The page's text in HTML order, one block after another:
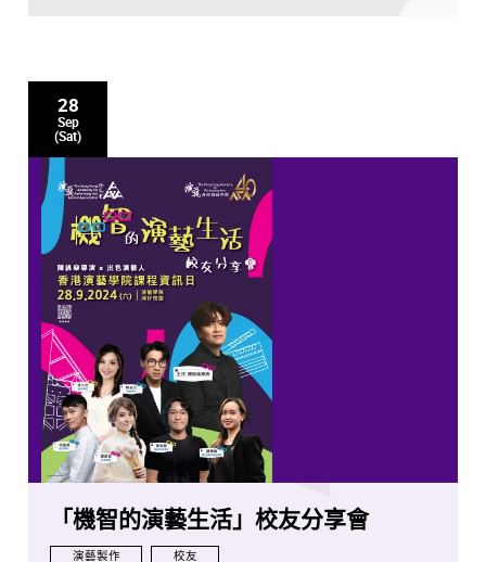
28
Sep
(Sat)
「機智的演藝生活」校友分享會
演藝製作 校友